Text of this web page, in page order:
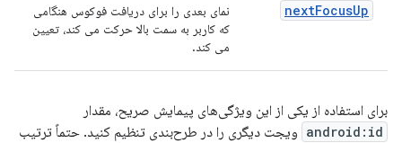
nextFocusUp
نمای بعدی را برای دریافت فوکوس هنگامی
که کاربر به سمت بالا حرکت می کند، تعیین
می کند.
برای استفاده از یکی از این ویژگی‌های پیمایش صریح، مقدار
android:id ویجت دیگری را در طرح‌بندی تنظیم کنید. حتماً ترتیب